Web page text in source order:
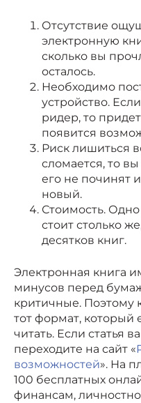
Отсутствие
электронную
сколько вы
осталось.
Необходимо
устройство.
ридер, то
появится
Риск лишиться
сломается, то
его не починят
новый.
Стоимость.
стоит столько
десятков книг.
Электронная книга
минусов перед
критичные. Поэтому
тот формат, который
читать. Если статья
переходите на сайт «
возможностей». На
100 бесплатных
финансам,